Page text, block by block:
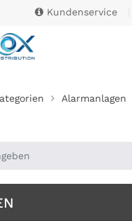
Kundenservice
Alarmanlagen